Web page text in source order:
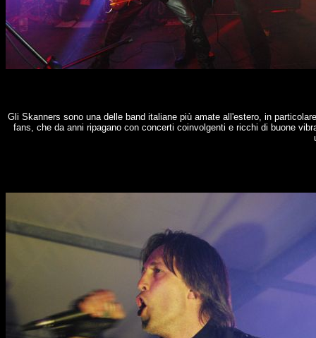
Gli Skanners sono una delle band italiane più amate all'estero, in
fans, che da anni ripagano con concerti coinvolgenti e ricchi di buone